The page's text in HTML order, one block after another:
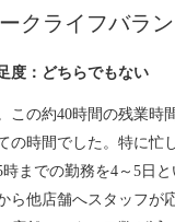
クライフバラ
度：どちらでもない
この約40時間の残業時
の時間でした。特に忙
までの勤務を4～5日
ら他店舗へスタッフが